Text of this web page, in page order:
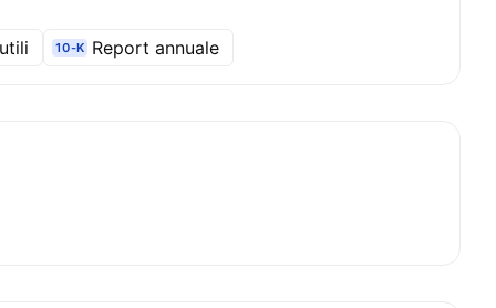
10-K Report annuale